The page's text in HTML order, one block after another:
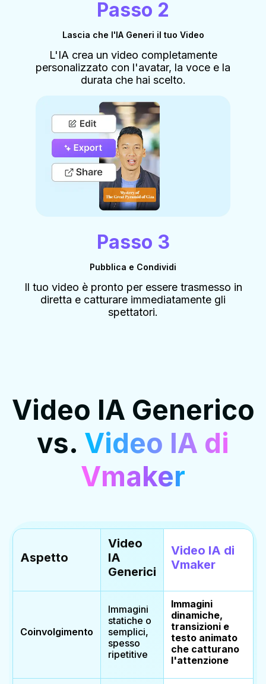
Passo 2
Lascia che l'IA Generi il tuo Video
L'IA crea un video completamente
personalizzato con l'avatar, la voce e la
durata che hai scelto.
Passo 3
Pubblica e Condividi
Il tuo video è pronto per essere trasmesso in
diretta e catturare immediatamente gli
spettatori.
Video IA Generico
vs. Video IA di
Vmaker
Aspetto
Video
IA
Generici
Video IA di
Vmaker
Coinvolgimento
Immagini
statiche o
semplici,
spesso
ripetitive
Immagini
dinamiche,
transizioni e
testo animato
che catturano
l'attenzione